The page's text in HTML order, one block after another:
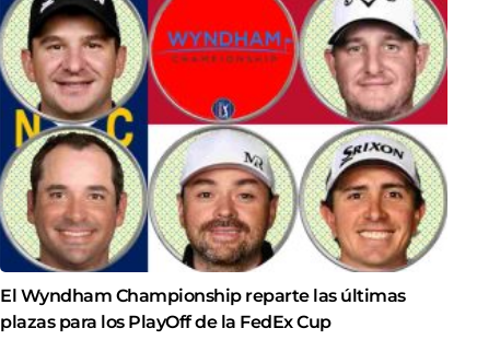
El Wyndham Championship reparte las últimas
plazas para los PlayOff de la FedEx Cup